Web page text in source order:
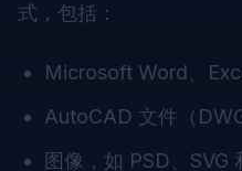
式，包括：
Microsoft Word、
AutoCAD 文件（
图像，如 PSD、SVG